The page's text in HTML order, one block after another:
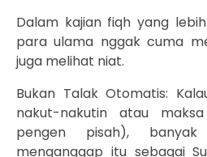
Dalam kajian fiqh yang
para ulama nggak cuma
juga melihat niat.
Bukan Talak Otomatis:
nakut-nakutin atau
pengen pisah),
menganggap itu sebagai